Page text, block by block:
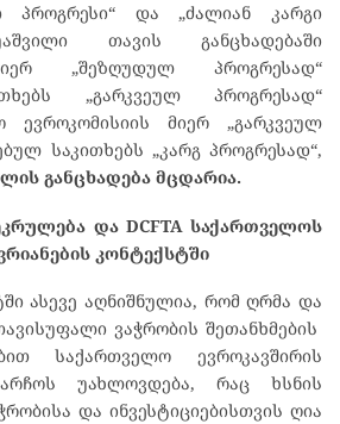
პროგრესი“ და „ძალიან კარგი
თავის განცხადებაში
„შეზღუდულ პროგრესად“
„გარკვეულ პროგრესად“
ევროკომისიის მიერ „გარკვეულ
საკითხებს „კარგ პროგრესად“,
განცხადება მცდარია.
და DCFTA საქართველოს
კონტექსტში
ასევე აღნიშნულია, რომ ღრმა და
ვაჭრობის შეთანხმების
საქართველო ევროკავშირის
უახლოვდება, რაც ხსნის
და ინვესტიციებისთვის ღია